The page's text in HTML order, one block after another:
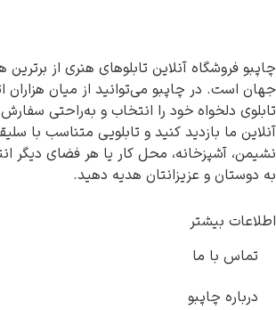
چاپبو فروشگاه آنلاین تابلوهای هنری از برترین
جهان است. در چاپبو می‌توانید از میان هزاران
تابلوی دلخواه خود را انتخاب و به‌راحتی
آنلاین ما بازدید کنید و تابلویی متناسب با
نشیمن، آشپزخانه، محل کار یا هر فضای دیگر
به دوستان و عزیزانتان هدیه دهید.
اطلاعات بیشتر
تماس با ما
درباره چاپبو